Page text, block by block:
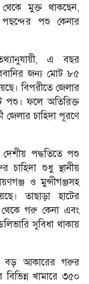
থেকে মুক্ত থাকছেন,
পশু কেনার
এ বছর
জন্য মোট ৮৫
বিপরীতে জেলার
পশু। ফলে অতিরিক্ত
জেলার চাহিদা পূরণে
দেশীয় পদ্ধতিতে পশু
চাহিদা শুধু স্থানীয়
ও মুন্সীগঞ্জসহ
তাছাড়া হাটের
থেকে গরু কেনা এবং
সুবিধা থাকায়
বড় আকারের গরুর
বিভিন্ন খামারে ৩৫০